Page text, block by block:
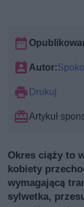
Autor:
Drukuj
Artykuł
Okres ciąży to
kobiety
wymagającą
sylwetka,